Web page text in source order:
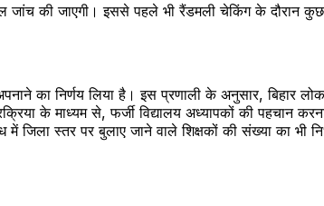
की जाएगी। इससे पहले भी रैंडमली चेकिंग के दौरान कुछ
का निर्णय लिया है। इस प्रणाली के अनुसार,
के माध्यम से, फर्जी विद्यालय अध्यापकों की पहचान
स्तर पर बुलाए जाने वाले शिक्षकों की संख्या का भी